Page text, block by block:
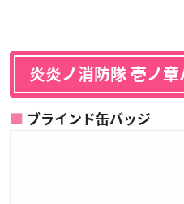
炎炎ノ消防隊 壱ノ
ブラインド缶バッジ